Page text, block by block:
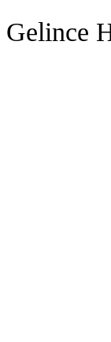
Gelince